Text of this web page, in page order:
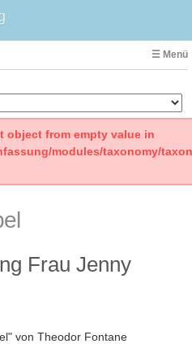
☰ Menü
object from empty value in
modules/taxonomy/
Frau Jenny
von Theodor Fontane